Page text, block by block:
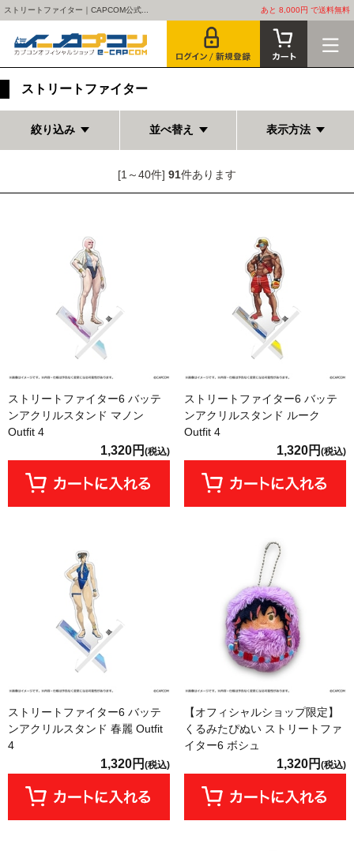
ストリートファイター｜CAPCOM公式... あと 8,000円 で送料無料
ストリートファイター
絞り込み 並べ替え 表示方法
[1～40件] 91件あります
ストリートファイター6 バッテ
ンアクリルスタンド マノン
Outfit 4
1,320円 (税込)
ストリートファイター6 バッテ
ンアクリルスタンド ルーク
Outfit 4
1,320円 (税込)
ストリートファイター6 バッテ
ンアクリルスタンド 春麗 Outfit
4
1,320円 (税込)
【オフィシャルショップ限定】
くるみたぴぬい ストリートファ
イター6 ボシュ
1,320円 (税込)